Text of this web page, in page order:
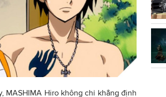
MASHIMA Hiro không chỉ khẳng định